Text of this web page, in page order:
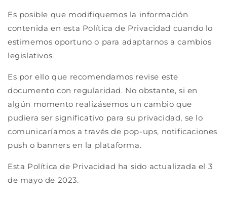
Es posible que modifiquemos la información
contenida en esta Política de Privacidad cuando lo
estimemos oportuno o para adaptarnos a cambios
legislativos.
Es por ello que recomendamos revise este
documento con regularidad. No obstante, si en
algún momento realizásemos un cambio que
pudiera ser significativo para su privacidad, se lo
comunicaríamos a través de pop-ups, notificaciones
push o banners en la plataforma.
Esta Política de Privacidad ha sido actualizada el 3
de mayo de 2023.